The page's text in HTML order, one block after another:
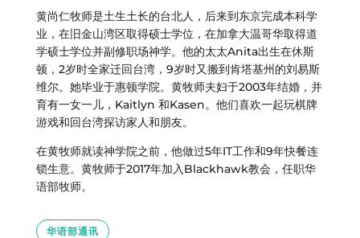
黄尚仁牧师是土生土长的台北人，后来到东京完成本科学
业，在旧金山湾区取得硕士学位，在加拿大温哥华取得道
学硕士学位并副修职场神学。他的太太Anita出生在休斯
顿，2岁时全家迁回台湾，9岁时又搬到肯塔基州的刘易斯
维尔。她毕业于惠顿学院。黄牧师夫妇于2003年结婚，并
育有一女一儿，Kaitlyn 和Kasen。他们喜欢一起玩棋牌
游戏和回台湾探访家人和朋友。
在黄牧师就读神学院之前，他做过5年IT工作和9年快餐连
锁生意。黄牧师于2017年加入Blackhawk教会，任职华
语部牧师。
华语部通讯